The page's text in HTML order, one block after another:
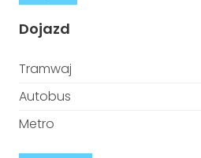
Dojazd
Tramwaj
Autobus
Metro